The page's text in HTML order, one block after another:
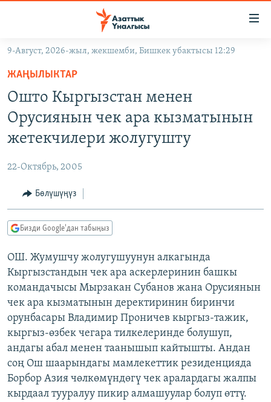
Навигацияга
өтүңүз
Издөөгө
салыңыз
МАДАНИЯТ
УКРАИНА
ТВ ПРОГРАММАЛАР
БҮГҮН АЗАТТЫКТА
ДАНИСТЕ
АЗАТТЫК+
ЫҢГАЙСЫЗ СУРООЛОР
ПОДКАСТ
ОНЛАЙН ШЕРИНЕ
ЭЕ/АРнун бардык сайттары
9-Август, 2026-жыл, жекшемби, Бишкек убактысы 12:29
ЖАҢЫЛЫКТАР
Ошто Кыргызстан менен
Орусиянын чек ара кызматынын
жетекчилери жолугушту
22-Октябрь, 2005
Бөлүшүңүз
Бизди Google'дан табыңыз
ОШ. Жумушчу жолугушуунун алкагында
Кыргызстандын чек ара аскерлеринин башкы
командачысы Мырзакан Субанов жана Орусиянын
чек ара кызматынын деректиринин биринчи
орунбасары Владимир Проничев кыргыз-тажик,
кыргыз-өзбек чегара тилкелеринде болушуп,
андагы абал менен таанышып кайтышты. Андан
соң Ош шаарындагы мамлекеттик резиденцияда
Борбор Азия чөлкөмүндөгү чек аралардагы жалпы
кырдаал тууралуу пикир алмашуулар болуп өттү.